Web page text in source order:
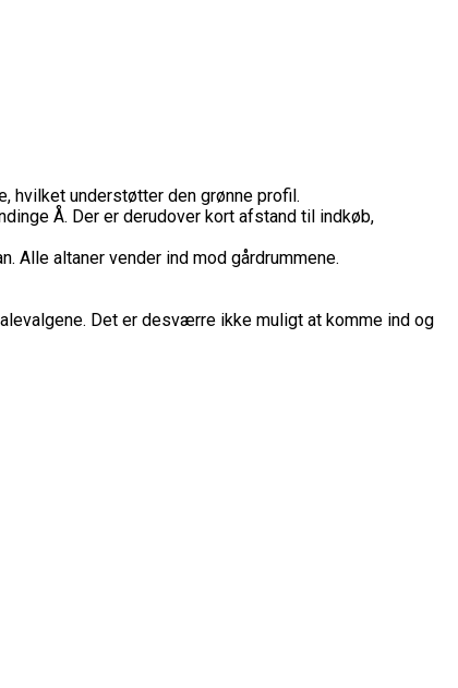
hvilket understøtter den grønne profil.
Å. Der er derudover kort afstand til indkøb,
Alle altaner vender ind mod gårdrummene.
Det er desværre ikke muligt at komme ind og